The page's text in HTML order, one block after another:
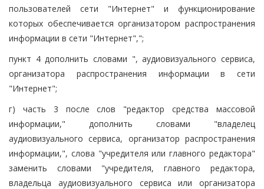
пользователей сети "Интернет" и функционирование
которых обеспечивается организатором распространения
информации в сети "Интернет",";
пункт 4 дополнить словами ", аудиовизуального сервиса,
организатора распространения информации в сети
"Интернет";
г) часть 3 после слов "редактор средства массовой
информации," дополнить словами "владелец
аудиовизуального сервиса, организатор распространения
информации,", слова "учредителя или главного редактора"
заменить словами "учредителя, главного редактора,
владельца аудиовизуального сервиса или организатора